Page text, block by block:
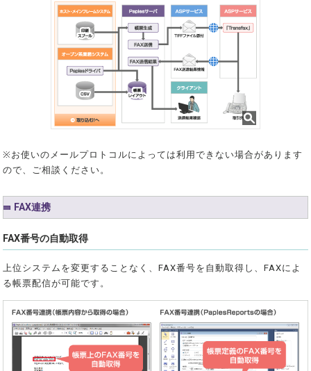
※お使いのメールプロトコルによっては利用できない場合があります
ので、ご相談ください。
FAX連携
FAX番号の自動取得
上位システムを変更することなく、FAX番号を自動取得し、FAXによ
る帳票配信が可能です。